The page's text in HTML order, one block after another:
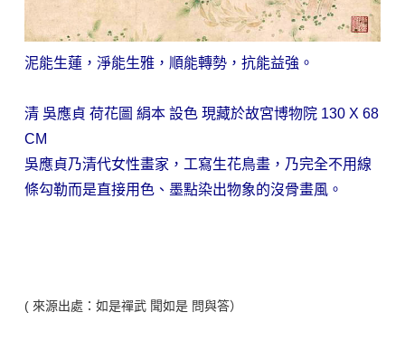
泥能生蓮，淨能生雅，順能轉勢，抗能益強。
清 吳應貞 荷花圖 絹本 設色 現藏於故宮博物院 130 X 68
CM
吳應貞乃清代女性畫家，工寫生花鳥畫，乃完全不用線
條勾勒而是直接用色、墨點染出物象的沒骨畫風。
( 來源出處：如是禪武 聞如是 問與答）